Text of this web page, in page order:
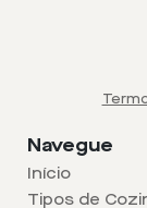
Navegue
Início
Tipos de